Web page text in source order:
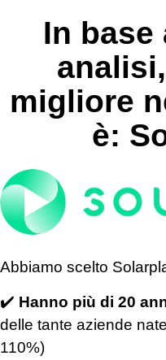
In base
migliore
è:
Abbiamo scelto
✔️ Hanno più di 20
delle tante aziende
110%)